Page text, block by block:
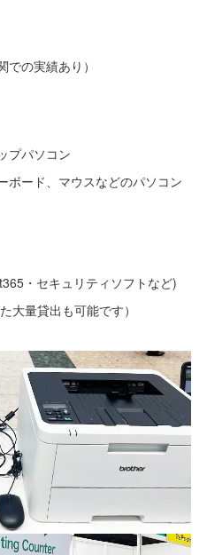
での実績あり）
プパソコン
ボード、マウスなどのパソコン
・セキュリティソフトなど)
大量貸出も可能です）